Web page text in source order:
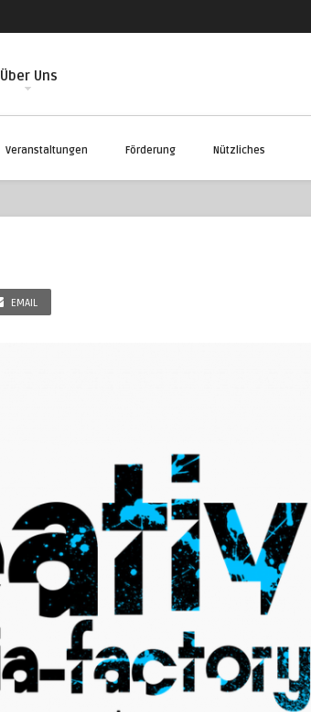
Über Uns
Veranstaltungen Förderung Nützliches
EMAIL